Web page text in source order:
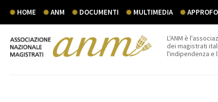
HOME ANM DOCUMENTI MULTIMEDIA
L'ANM è
dei magistrati
l'indipendenza e